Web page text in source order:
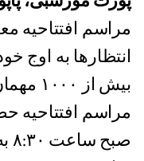
مراسم افتتاحیه‌
انتظارها به اوج
بیش
مراسم افتتاحیه